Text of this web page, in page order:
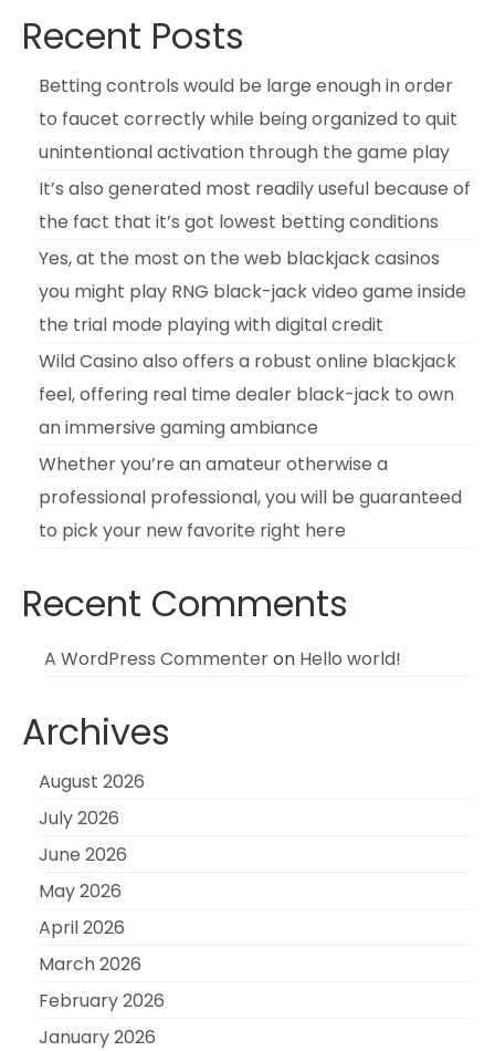
Recent Posts
Betting controls would be large enough in order
to faucet correctly while being organized to quit
unintentional activation through the game play
It’s also generated most readily useful because of
the fact that it’s got lowest betting conditions
Yes, at the most on the web blackjack casinos
you might play RNG black-jack video game inside
the trial mode playing with digital credit
Wild Casino also offers a robust online blackjack
feel, offering real time dealer black-jack to own
an immersive gaming ambiance
Whether you’re an amateur otherwise a
professional professional, you will be guaranteed
to pick your new favorite right here
Recent Comments
A WordPress Commenteron Hello world!
Archives
August 2026
July 2026
June 2026
May 2026
April 2026
March 2026
February 2026
January 2026